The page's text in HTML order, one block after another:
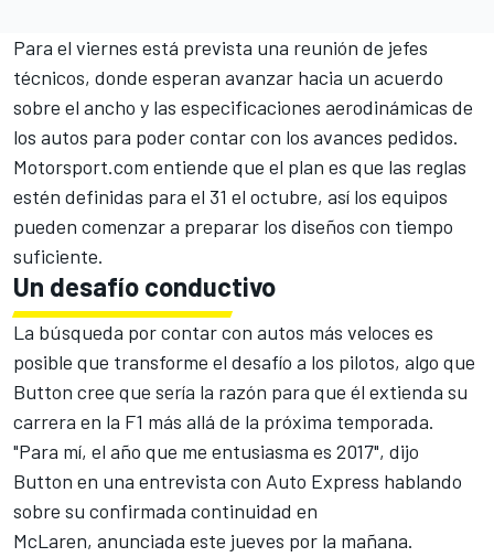
Para el viernes está prevista una reunión de jefes
técnicos, donde esperan avanzar hacia un acuerdo
sobre el ancho y las especificaciones aerodinámicas de
los autos para poder contar con los avances pedidos.
Motorsport.com entiende que el plan es que las reglas
estén definidas para el 31 el octubre, así los equipos
pueden comenzar a preparar los diseños con tiempo
suficiente.
Un desafío conductivo
La búsqueda por contar con autos más veloces es
posible que transforme el desafío a los pilotos, algo que
Button cree que sería la razón para que él extienda su
carrera en la F1 más allá de la próxima temporada.
"Para mí, el año que me entusiasma es 2017", dijo
Button en una entrevista con Auto Express hablando
sobre su confirmada continuidad en
McLaren, anunciada este jueves por la mañana.